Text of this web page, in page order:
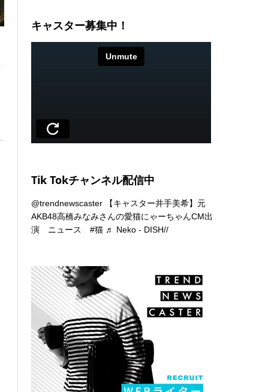
キャスター募集中！
Tik Tokチャンネル配信中
@trendnewscaster 【キャスター井手美希】元
AKB48高橋みなみさんの愛猫にゃーちゃんCM出
演 ニュース#猫 ♬ Neko - DISH//